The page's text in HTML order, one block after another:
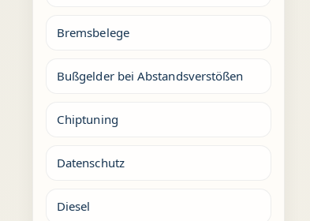
Bremsbelege
Bußgelder bei Abstandsverstößen
Chiptuning
Datenschutz
Diesel